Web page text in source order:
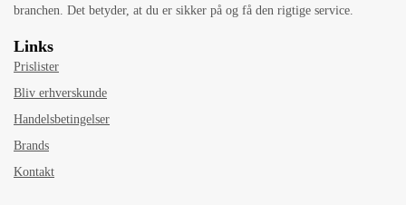
branchen. Det betyder, at du er sikker på og få den rigtige service.
Links
Prislister
Bliv erhverskunde
Handelsbetingelser
Brands
Kontakt